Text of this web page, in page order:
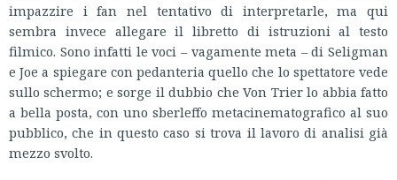
impazzire i fan nel tentativo di interpretarle, ma qui
sembra invece allegare il libretto di istruzioni al testo
filmico. Sono infatti le voci – vagamente meta – di Seligman
e Joe a spiegare con pedanteria quello che lo spettatore vede
sullo schermo; e sorge il dubbio che Von Trier lo abbia fatto
a bella posta, con uno sberleffo metacinematografico al suo
pubblico, che in questo caso si trova il lavoro di analisi già
mezzo svolto.